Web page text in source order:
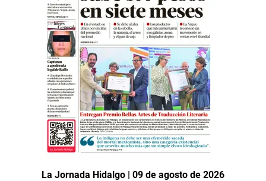
La Jornada Hidalgo | 09 de agosto de 2026